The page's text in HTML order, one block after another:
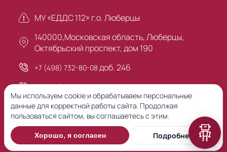
МУ «ЕДДС 112» г.о. Люберцы
140000,Московская область, Люберцы,
Октябрьский проспект, дом 190
+7 (498) 732-80-08 доб. 246
+7 (495) 503-30-00
Предыдущая версия сайта
Мы используем cookie и обрабатываем персональные
данные для корректной работы сайта. Продолжая
пользоваться сайтом, вы соглашаетесь с этим.
Хорошо, я согласен Подробнее